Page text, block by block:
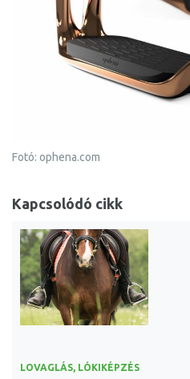
Fotó: ophena.com
Kapcsolódó cikk
LOVAGLÁS, LÓKIKÉPZÉS